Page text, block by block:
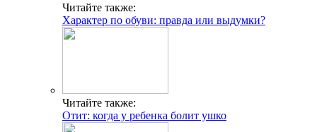
Читайте также:
Характер по обуви: правда или выдумки?
Читайте также:
Отит: когда у ребенка болит ушко